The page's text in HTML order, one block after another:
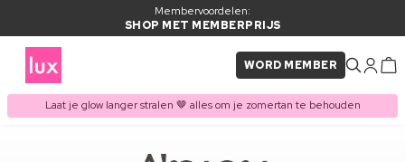
Membervoordelen:
SHOP MET MEMBERPRIJS
WORD MEMBER
Laat je glow langer stralen 🤎 alles om je zomertan te behouden